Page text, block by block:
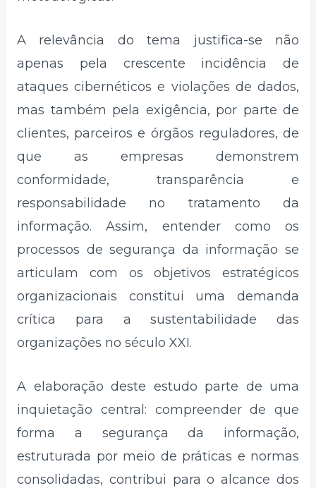
A relevância do tema justifica-se não
apenas pela crescente incidência de
ataques cibernéticos e violações de dados,
mas também pela exigência, por parte de
clientes, parceiros e órgãos reguladores, de
que as empresas demonstrem
conformidade, transparência e
responsabilidade no tratamento da
informação. Assim, entender como os
processos de segurança da informação se
articulam com os objetivos estratégicos
organizacionais constitui uma demanda
crítica para a sustentabilidade das
organizações no século XXI.
A elaboração deste estudo parte de uma
inquietação central: compreender de que
forma a segurança da informação,
estruturada por meio de práticas e normas
consolidadas, contribui para o alcance dos